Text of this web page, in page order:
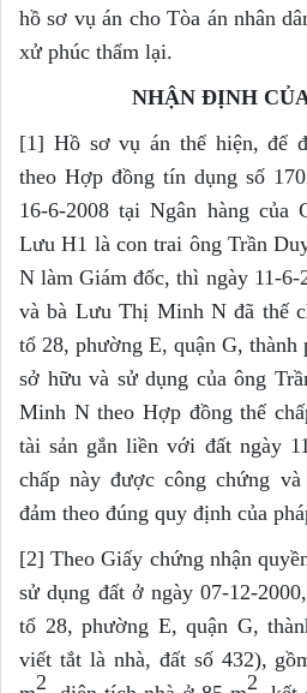
hồ sơ vụ án cho Tòa án nhân
xử phúc thẩm lại.
NHẬN ĐỊNH
[1] Hồ sơ vụ án thể hiện, để
theo Hợp đồng tín dụng số
16-6-2008 tại Ngân hàng của
Lưu H1 là con trai ông Trần
N làm Giám đốc, thì ngày 11-6-
và bà Lưu Thị Minh N đã thế
tổ 28, phường E, quận G, thành
sở hữu và sử dụng của ông
Minh N theo Hợp đồng thế
tài sản gắn liền với đất ngày
chấp này được công chứng
đảm theo đúng quy định của
[2] Theo Giấy chứng nhận
sử dụng đất ở ngày 07-12-
tổ 28, phường E, quận G,
viết tắt là nhà, đất số 432),
2 2